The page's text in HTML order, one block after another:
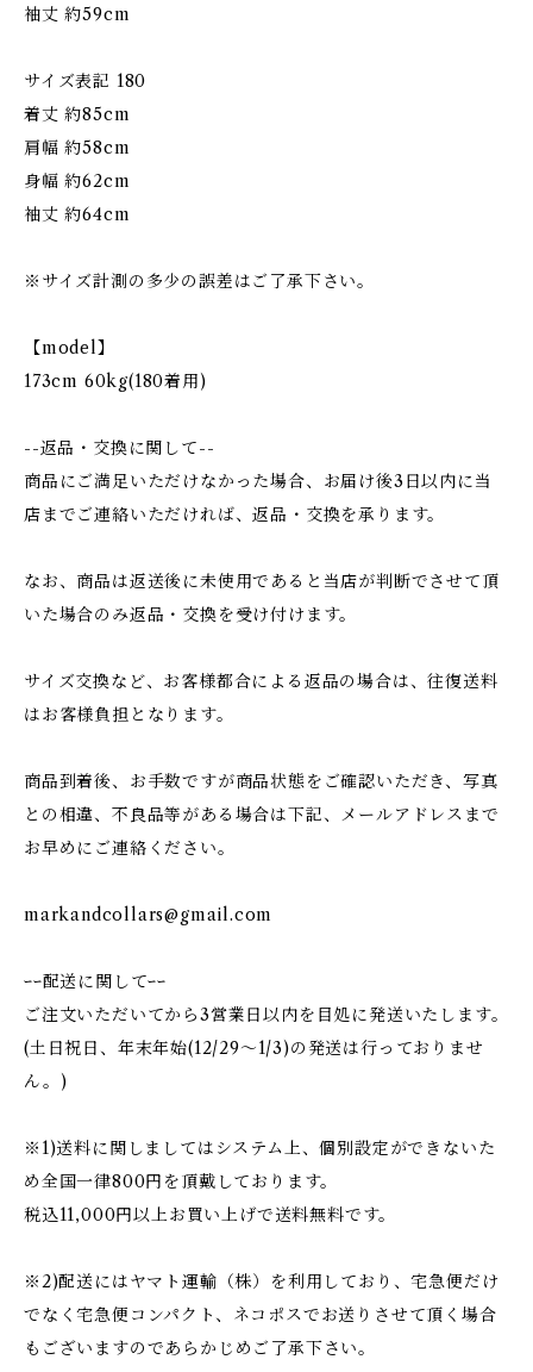
袖丈 約59cm
サイズ表記 180
着丈 約85cm
肩幅 約58cm
身幅 約62cm
袖丈 約64cm
※サイズ計測の多少の誤差はご了承下さい。
【model】
173cm 60kg(180着用)
--返品・交換に関して--
商品にご満足いただけなかった場合、お届け後3日以内に当
店までご連絡いただければ、返品・交換を承ります。
なお、商品は返送後に未使用であると当店が判断でさせて頂
いた場合のみ返品・交換を受け付けます。
サイズ交換など、お客様都合による返品の場合は、往復送料
はお客様負担となります。
商品到着後、お手数ですが商品状態をご確認いただき、写真
との相違、不良品等がある場合は下記、メールアドレスまで
お早めにご連絡ください。
markandcollars@gmail.com
ｰｰ配送に関してｰｰ
ご注文いただいてから3営業日以内を目処に発送いたします。
(土日祝日、年末年始(12/29〜1/3)の発送は行っておりませ
ん。)
※1)送料に関しましてはシステム上、個別設定ができないた
め全国一律800円を頂戴しております。
税込11,000円以上お買い上げで送料無料です。
※2)配送にはヤマト運輸（株）を利用しており、宅急便だけ
でなく宅急便コンパクト、ネコポスでお送りさせて頂く場合
もございますのであらかじめご了承下さい。